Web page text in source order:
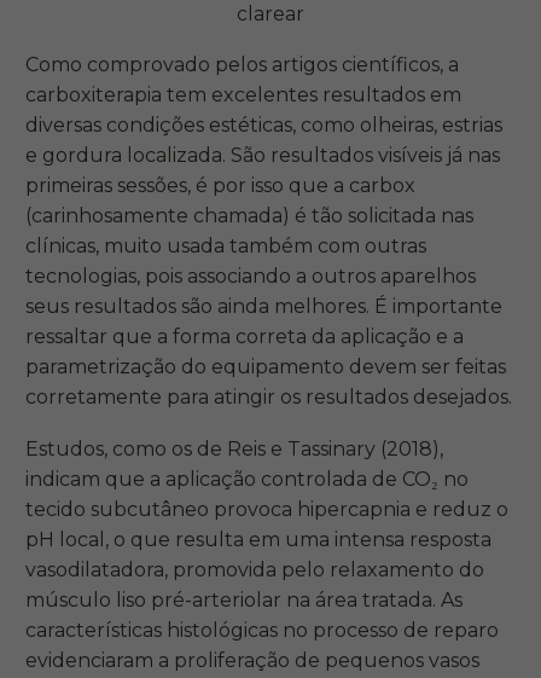
clarear
Como comprovado pelos artigos científicos, a
carboxiterapia tem excelentes resultados em
diversas condições estéticas, como olheiras, estrias
e gordura localizada. São resultados visíveis já nas
primeiras sessões, é por isso que a carbox
(carinhosamente chamada) é tão solicitada nas
clínicas, muito usada também com outras
tecnologias, pois associando a outros aparelhos
seus resultados são ainda melhores. É importante
ressaltar que a forma correta da aplicação e a
parametrização do equipamento devem ser feitas
corretamente para atingir os resultados desejados.
Estudos, como os de Reis e Tassinary (2018),
indicam que a aplicação controlada de CO₂ no
tecido subcutâneo provoca hipercapnia e reduz o
pH local, o que resulta em uma intensa resposta
vasodilatadora, promovida pelo relaxamento do
músculo liso pré-arteriolar na área tratada. As
características histológicas no processo de reparo
evidenciaram a proliferação de pequenos vasos